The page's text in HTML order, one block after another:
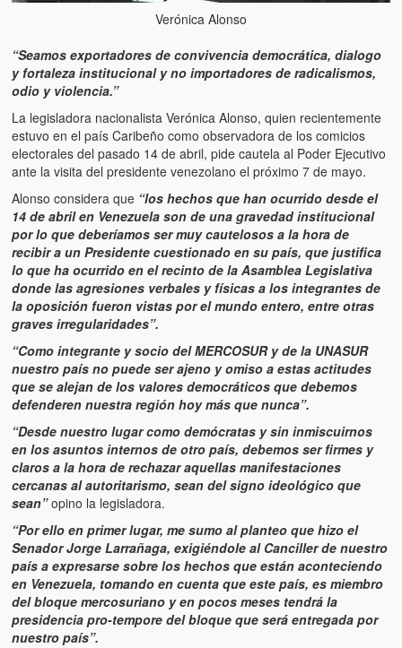
Los niños de las calles de Venezuela (Children of the streets of
Luis y El Mono… en armas (Luis and El Mono… armed)
Puente Llaguno, Miraflores… ¿y Lina?
Radio Emisoras y canales de televisión clausurados por el
de Chávez hasta el 2009
Victimas del 11 de abril de 2002
Víctimas del régimen dictatorial de Chávez desde que tomó el
poder hasta el 31 de diciembre de 2009
Víctimas inocentes de la violencia castrista del 4 de Febrero de
1992
¡¡¡Miserable traidor, mira a tu pueblo!!! (Despicable traitor, look
your country!!!)
Fotos
Versos
Cuentos
Chistes
Verónica Alonso
“Seamos exportadores de convivencia democrática, dialogo
y fortaleza institucional y no importadores de radicalismos,
odio y violencia.”
La legisladora nacionalista Verónica Alonso, quien recientemente
estuvo en el país Caribeño como observadora de los comicios
electorales del pasado 14 de abril, pide cautela al Poder Ejecutivo
ante la visita del presidente venezolano el próximo 7 de mayo.
Alonso considera que “los hechos que han ocurrido desde el
14 de abril en Venezuela son de una gravedad institucional
por lo que deberíamos ser muy cautelosos a la hora de
recibir a un Presidente cuestionado en su país, que justifica
lo que ha ocurrido en el recinto de la Asamblea Legislativa
donde las agresiones verbales y físicas a los integrantes de
la oposición fueron vistas por el mundo entero, entre otras
graves irregularidades”.
“Como integrante y socio del MERCOSUR y de la UNASUR
nuestro país no puede ser ajeno y omiso a estas actitudes
que se alejan de los valores democráticos que debemos
defenderen nuestra región hoy más que nunca”.
“Desde nuestro lugar como demócratas y sin inmiscuirnos
en los asuntos internos de otro país, debemos ser firmes y
claros a la hora de rechazar aquellas manifestaciones
cercanas al autoritarismo, sean del signo ideológico que
sean” opino la legisladora.
“Por ello en primer lugar, me sumo al planteo que hizo el
Senador Jorge Larrañaga, exigiéndole al Canciller de nuestro
país a expresarse sobre los hechos que están aconteciendo
en Venezuela, tomando en cuenta que este país, es miembro
del bloque mercosuriano y en pocos meses tendrá la
presidencia pro-tempore del bloque que será entregada por
nuestro país”.